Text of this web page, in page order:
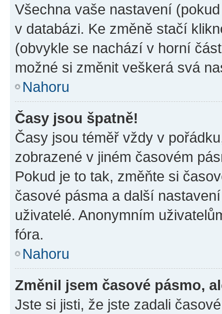
Všechna vaše nastavení
v databázi. Ke změně stačí
(obvykle se nachází v horní
možné si změnit veškerá svá
Nahoru
Časy jsou špatně!
Časy jsou téměř vždy v
zobrazené v jiném časovém
Pokud je to tak, změňte si
časové pásma a další
uživatelé. Anonymním
fóra.
Nahoru
Změnil jsem časové pásmo,
Jste si jisti, že jste zadali